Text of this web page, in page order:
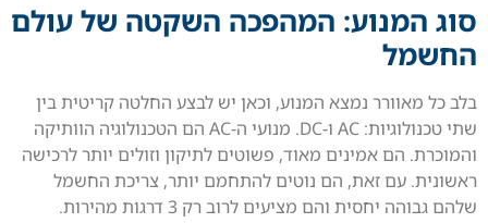
סוג המנוע: המהפכה השקטה של עולם
החשמל
בלב כל מאוורר נמצא המנוע, וכאן יש לבצע החלטה קריטית בין
שתי טכנולוגיות: AC ו-DC. מנועי ה-AC הם הטכנולוגיה הוותיקה
והמוכרת. הם אמינים מאוד, פשוטים לתיקון וזולים יותר לרכישה
ראשונית. עם זאת, הם נוטים להתחמם יותר, צריכת החשמל
שלהם גבוהה יחסית והם מציעים לרוב רק 3 דרגות מהירות.